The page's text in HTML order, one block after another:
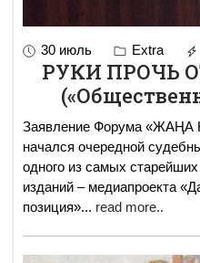
30 июль Extra
РУКИ ПРОЧЬ
Заявление Форума «ЖАҢА
начался очередной
одного из самых
изданий – медиапроекта
позиция»... read more..